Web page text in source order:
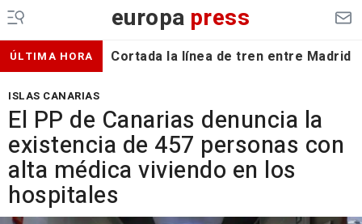
europa press
ÚLTIMA HORA Cortada la línea de tren entre Madrid
ISLAS CANARIAS
El PP de Canarias denuncia la
existencia de 457 personas con
alta médica viviendo en los
hospitales